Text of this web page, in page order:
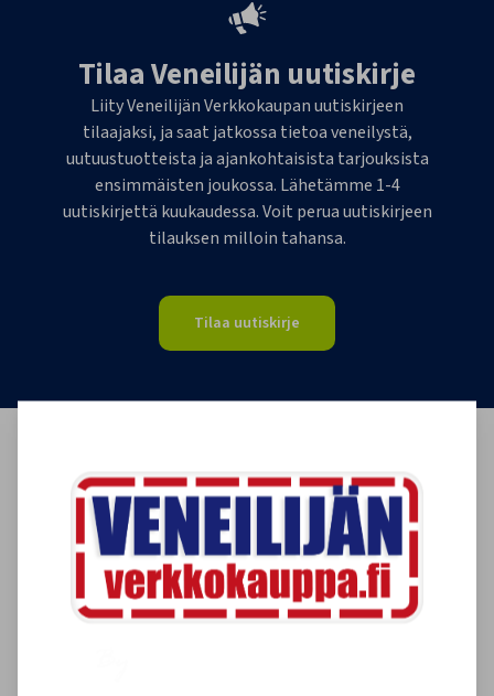
Tilaa Veneilijän uutiskirje
Liity Veneilijän Verkkokaupan uutiskirjeen
tilaajaksi, ja saat jatkossa tietoa veneilystä,
uutuustuotteista ja ajankohtaisista tarjouksista
ensimmäisten joukossa. Lähetämme 1-4
uutiskirjettä kuukaudessa. Voit perua uutiskirjeen
tilauksen milloin tahansa.
Tilaa uutiskirje